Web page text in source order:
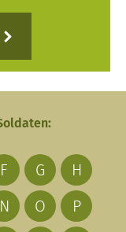
F G
H
N O
P